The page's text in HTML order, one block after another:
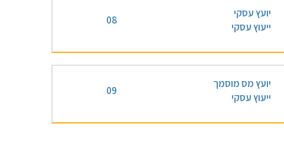
יועץ עסקי
ייעוץ עסקי
08
יועץ מס מוסמך
ייעוץ עסקי
09